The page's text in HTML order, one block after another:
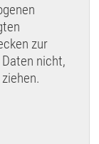
zur
nicht,